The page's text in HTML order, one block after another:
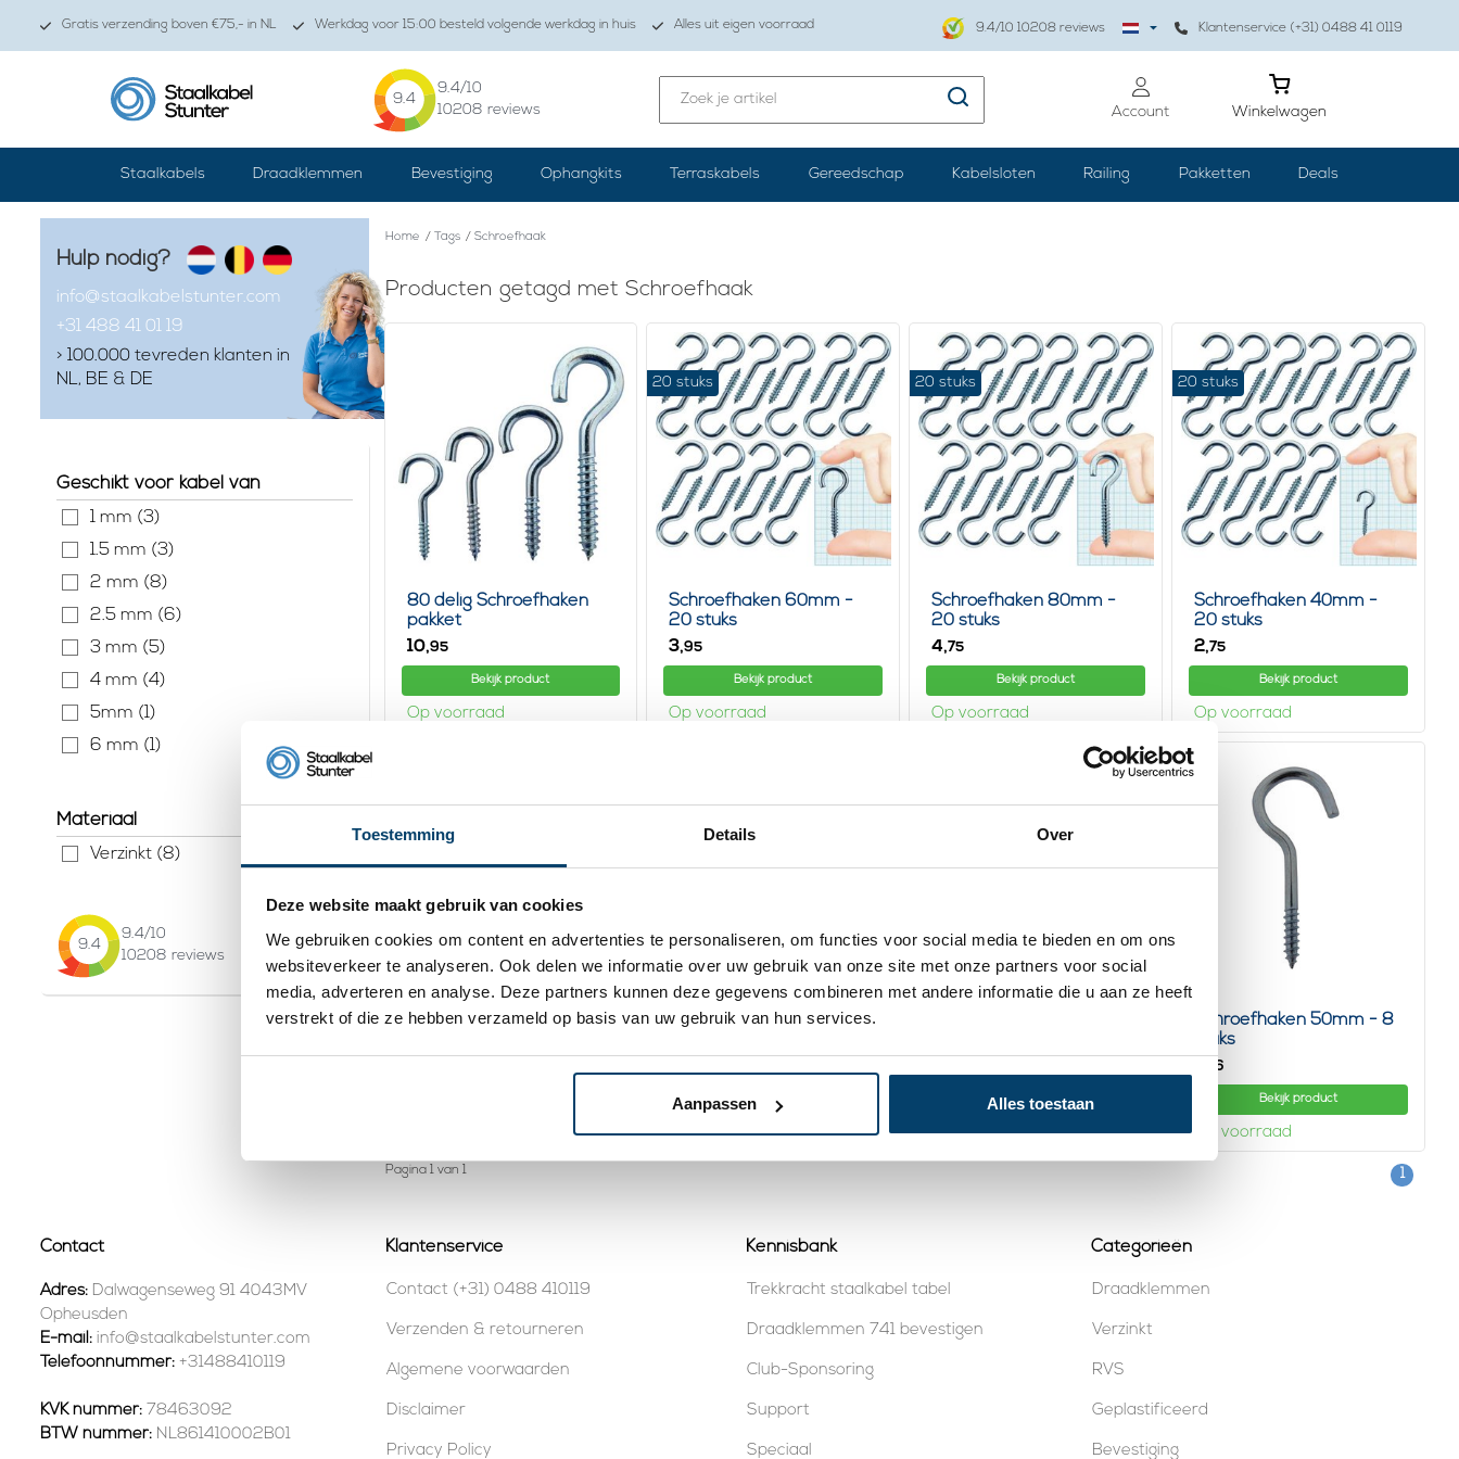
Toestemming Details Over
Deze website maakt gebruik van cookies
We gebruiken cookies om content en advertenties te personaliseren, om functies voor social media te bieden en om ons
websiteverkeer te analyseren. Ook delen we informatie over uw gebruik van onze site met onze partners voor social
media, adverteren en analyse. Deze partners kunnen deze gegevens combineren met andere informatie die u aan ze heeft
verstrekt of die ze hebben verzameld op basis van uw gebruik van hun services.
Aanpassen Alles toestaan
Gratis verzending boven €75,- in NL Werkdag voor 15:00 besteld volgende werkdag in huis Alles uit eigen voorraad 9.4/10 10208 reviews Klantenservice (+31) 0488 41 0119
9.4
9.4/10
10208 reviews Account Winkelwagen
Staalkabels Draadklemmen Bevestiging Ophangkits Terraskabels Gereedschap Kabelsloten Railing Pakketten Deals
Hulp nodig?
info@staalkabelstunter.com
+31 488 41 01 19
> 100.000 tevreden klanten in
NL, BE & DE
Geschikt voor kabel van
1 mm (3)
1.5 mm (3)
2 mm (8)
2.5 mm (6)
3 mm (5)
4 mm (4)
5mm (1)
6 mm (1)
Materiaal
Verzinkt (8)
9.4
9.4/10
10208 reviews
Home / Tags / Schroefhaak
Producten getagd met Schroefhaak
80 delig Schroefhaken
pakket
10,95
Bekijk product
Op voorraad
Schroefhaken 60mm -
20 stuks
3,95
Bekijk product
Op voorraad
20 stuks
Schroefhaken 80mm -
20 stuks
4,75
Bekijk product
Op voorraad
20 stuks
Schroefhaken 40mm -
20 stuks
2,75
Bekijk product
Op voorraad
20 stuks
Schroefoog 30 x 14 mm 6
Schroefhaken 50mm -
Bekijk product
Op voorraad
20 stuks
Bekijk product
Op voorraad
Schroefhaken 50mm - 8
stuks
06
Bekijk product
Op voorraad
Pagina 1 van 1 1
Contact
Adres: Dalwagenseweg 91 4043MV
Opheusden
E-mail: info@staalkabelstunter.com
Telefoonnummer: +31488410119
KVK nummer: 78463092
BTW nummer: NL861410002B01
Klantenservice
Contact (+31) 0488 410119
Verzenden & retourneren
Algemene voorwaarden
Disclaimer
Privacy Policy
Kennisbank
Trekkracht staalkabel tabel
Draadklemmen 741 bevestigen
Club-Sponsoring
Support
Speciaal
Categorieën
Draadklemmen
Verzinkt
RVS
Geplastificeerd
Bevestiging